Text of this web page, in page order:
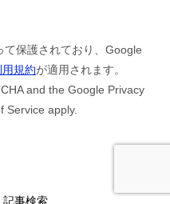
て保護されており、Google
用規約が適用されます。
and the Google Privacy
Service apply.
記事検索